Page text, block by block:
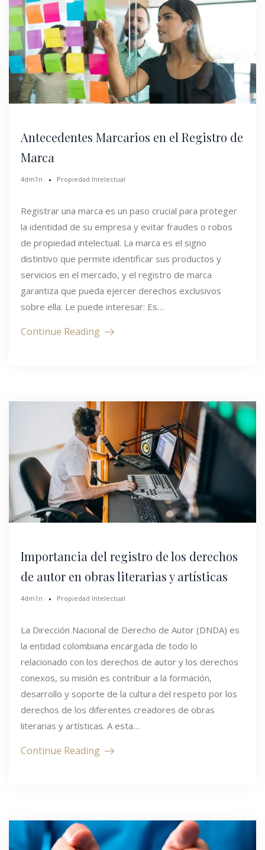
Antecedentes Marcarios en el Registro de
Marca
4dm1n Propiedad Intelectual
Registrar una marca es un paso crucial para proteger
la identidad de su empresa y evitar fraudes o robos
de propiedad intelectual. La marca es el signo
distintivo que permite identificar sus productos y
servicios en el mercado, y el registro de marca
garantiza que pueda ejercer derechos exclusivos
sobre ella. Le puede interesar: Es…
Continue Reading
Importancia del registro de los derechos
de autor en obras literarias y artísticas
4dm1n Propiedad Intelectual
La Dirección Nacional de Derecho de Autor (DNDA) es
la entidad colombiana encargada de todo lo
relacionado con los derechos de autor y los derechos
conexos, su misión es contribuir a la formación,
desarrollo y soporte de la cultura del respeto por los
derechos de los diferentes creadores de obras
literarias y artísticas. A esta…
Continue Reading